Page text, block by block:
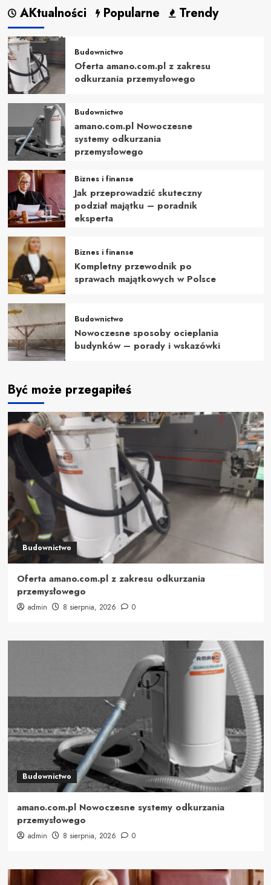
AKtualności Popularne Trendy
Budownictwo
Oferta amano.com.pl z zakresu
odkurzania przemysłowego
Budownictwo
amano.com.pl Nowoczesne
systemy odkurzania
przemysłowego
Biznes i finanse
Jak przeprowadzić skuteczny
podział majątku – poradnik
eksperta
Biznes i finanse
Kompletny przewodnik po
sprawach majątkowych w Polsce
Budownictwo
Nowoczesne sposoby ocieplania
budynków – porady i wskazówki
Być może przegapiłeś
Budownictwo
Oferta amano.com.pl z zakresu odkurzania
przemysłowego
admin 8 sierpnia, 2026 0
Budownictwo
amano.com.pl Nowoczesne systemy odkurzania
przemysłowego
admin 8 sierpnia, 2026 0